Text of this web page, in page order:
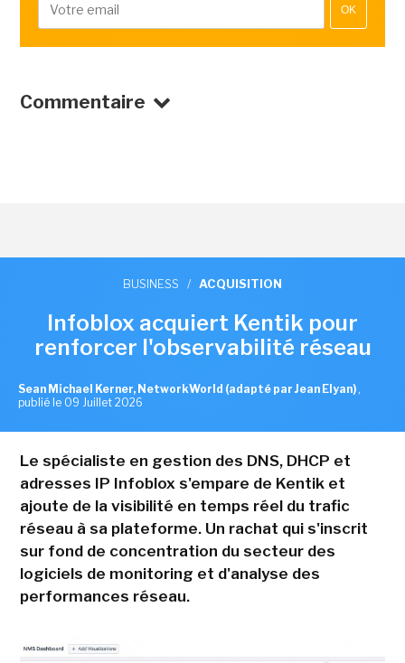
OK
Commentaire
BUSINESS / ACQUISITION
Infoblox acquiert Kentik pour
renforcer l'observabilité réseau
Sean Michael Kerner, NetworkWorld (adapté par Jean Elyan) ,
publié le 09 Juillet 2026
Le spécialiste en gestion des DNS, DHCP et
adresses IP Infoblox s'empare de Kentik et
ajoute de la visibilité en temps réel du trafic
réseau à sa plateforme. Un rachat qui s'inscrit
sur fond de concentration du secteur des
logiciels de monitoring et d'analyse des
performances réseau.